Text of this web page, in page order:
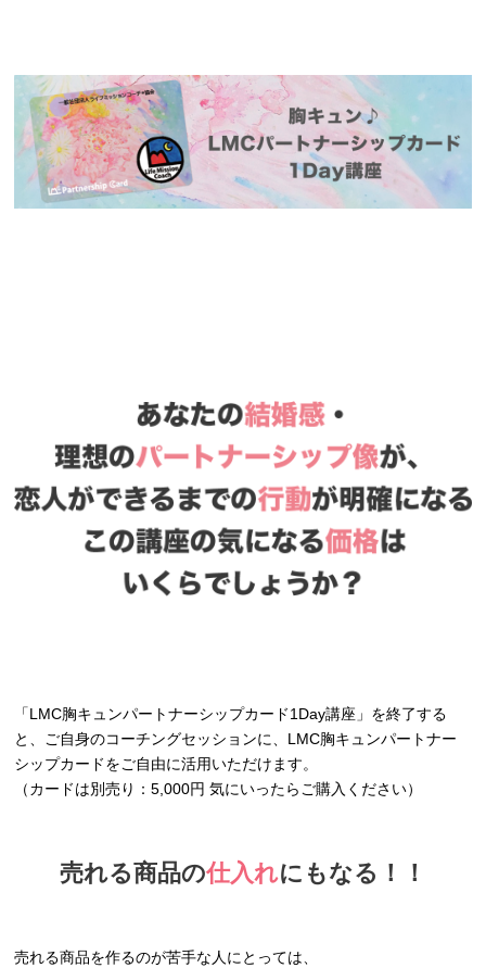
「LMC胸キュンパートナーシップカード1Day講座」を終了する
と、ご自身のコーチングセッションに、LMC胸キュンパートナー
シップカードをご自由に活用いただけます。
（カードは別売り：5,000円 気にいったらご購入ください）
売れる商品の仕入れにもなる！！
売れる商品を作るのが苦手な人にとっては、